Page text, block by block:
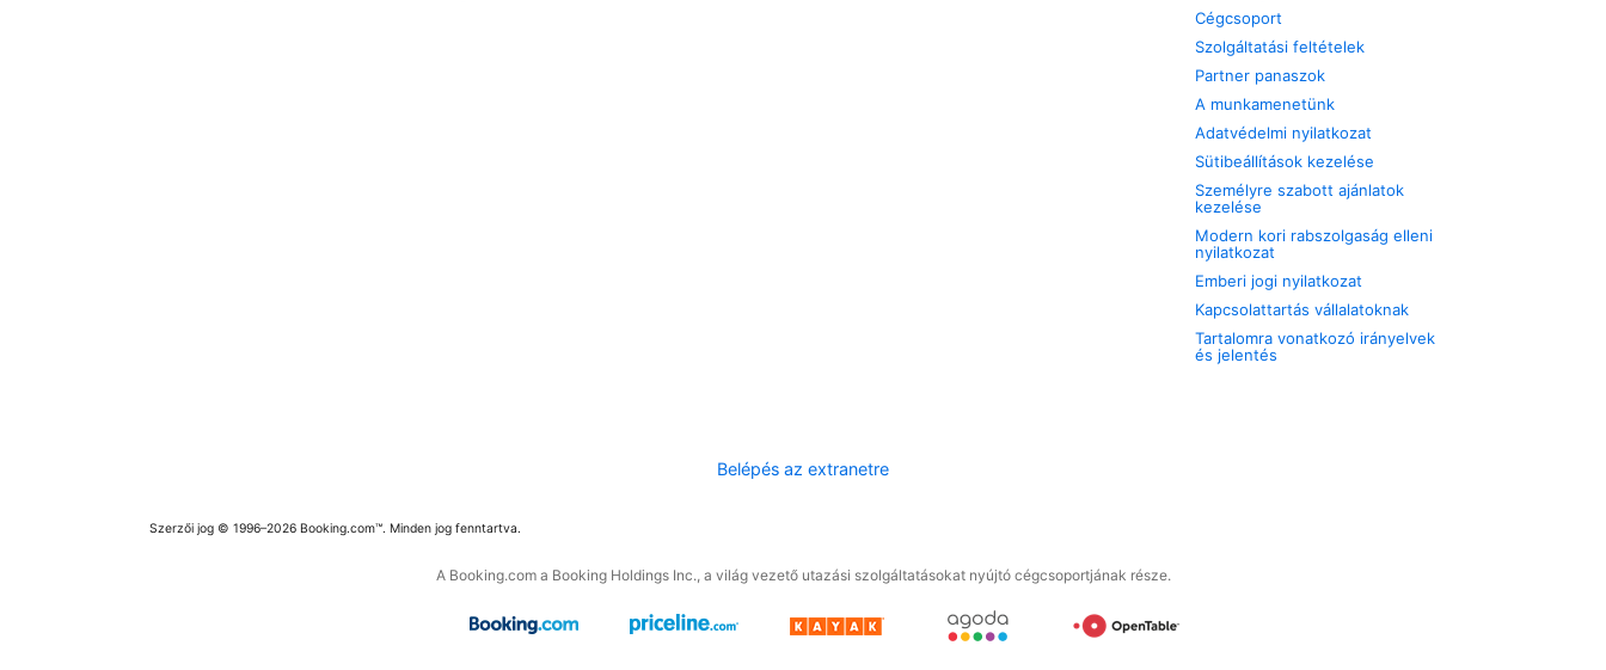
Cégcsoport
Szolgáltatási feltételek
Partner panaszok
A munkamenetünk
Adatvédelmi nyilatkozat
Sütibeállítások kezelése
Személyre szabott ajánlatok
kezelése
Modern kori rabszolgaság elleni
nyilatkozat
Emberi jogi nyilatkozat
Kapcsolattartás vállalatoknak
Tartalomra vonatkozó irányelvek
és jelentés
Belépés az extranetre
Szerzői jog © 1996–2026 Booking.com™. Minden jog fenntartva.
A Booking.com a Booking Holdings Inc., a világ vezető utazási szolgáltatásokat nyújtó cégcsoportjának része.